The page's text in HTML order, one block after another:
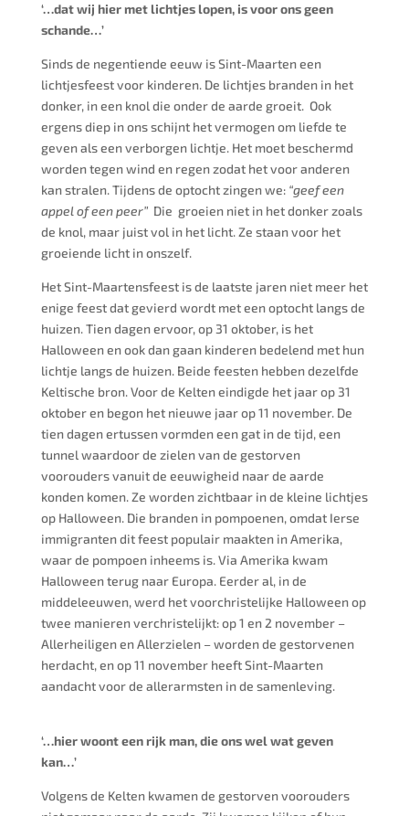
‘…dat wij hier met lichtjes lopen, is voor ons geen
schande…’
Sinds de negentiende eeuw is Sint-Maarten een
lichtjesfeest voor kinderen. De lichtjes branden in het
donker, in een knol die onder de aarde groeit. Ook
ergens diep in ons schijnt het vermogen om liefde te
geven als een verborgen lichtje. Het moet beschermd
worden tegen wind en regen zodat het voor anderen
kan stralen. Tijdens de optocht zingen we: “geef een
appel of een peer”Die groeien niet in het donker zoals
de knol, maar juist vol in het licht. Ze staan voor het
groeiende licht in onszelf.
Het Sint-Maartensfeest is de laatste jaren niet meer het
enige feest dat gevierd wordt met een optocht langs de
huizen. Tien dagen ervoor, op 31 oktober, is het
Halloween en ook dan gaan kinderen bedelend met hun
lichtje langs de huizen. Beide feesten hebben dezelfde
Keltische bron. Voor de Kelten eindigde het jaar op 31
oktober en begon het nieuwe jaar op 11 november. De
tien dagen ertussen vormden een gat in de tijd, een
tunnel waardoor de zielen van de gestorven
voorouders vanuit de eeuwigheid naar de aarde
konden komen. Ze worden zichtbaar in de kleine lichtjes
op Halloween. Die branden in pompoenen, omdat Ierse
immigranten dit feest populair maakten in Amerika,
waar de pompoen inheems is. Via Amerika kwam
Halloween terug naar Europa. Eerder al, in de
middeleeuwen, werd het voorchristelijke Halloween op
twee manieren verchristelijkt: op 1 en 2 november –
Allerheiligen en Allerzielen – worden de gestorvenen
herdacht, en op 11 november heeft Sint-Maarten
aandacht voor de allerarmsten in de samenleving.
‘…hier woont een rijk man, die ons wel wat geven
kan…’
Volgens de Kelten kwamen de gestorven voorouders